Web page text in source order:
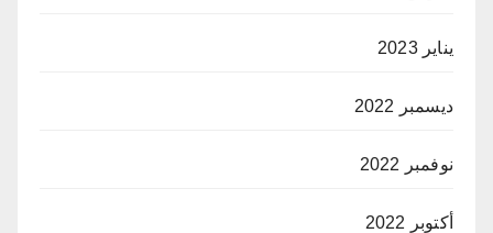
يناير 2023
ديسمبر 2022
نوفمبر 2022
أكتوبر 2022